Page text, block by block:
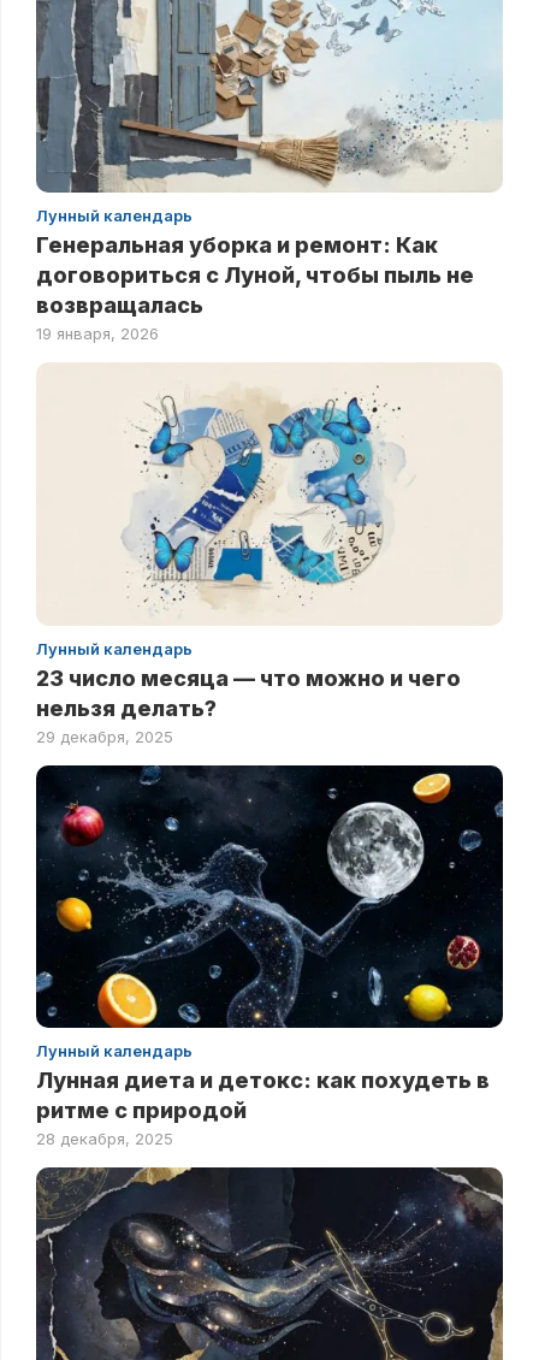
Лунный календарь
Генеральная уборка и ремонт: Как
договориться с Луной, чтобы пыль не
возвращалась
19 января, 2026
Лунный календарь
23 число месяца — что можно и чего
нельзя делать?
29 декабря, 2025
Лунный календарь
Лунная диета и детокс: как похудеть в
ритме с природой
28 декабря, 2025